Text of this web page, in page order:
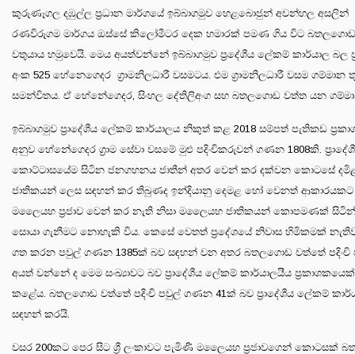
කුරුණෑගල දඹුල්ල ප්‍රධාන මාර්ගයේ ඉබ්බාගමුව හෙළබොජුන් අවන්හල අසලින්
රණවිරුගම මාර්ගය ඔස්සේ කිලෝමීටර දෙක හමාරක් පමණ ගිය විට
වතුයාය හමුවෙයි. මෙය අයත්වන්නේ ඉබ්බාගමුව ප්‍රදේශීය ලේකම් කාර්යාල බල
අංක 525 හේනෙගෙදර ග්‍රාමනිලධාරී වසමටය. එම ග්‍රාමනිලධාරී වසම
සමන්විතය. ඒ හේනේගෙදර, සිංහල දේතිලිඅංග සහ බතලගොඩ වත්ත යන
ඉබ්බාගමුව ප්‍රාදේශීය ලේකම් කාර්යාලය නිකුත් කළ 2018 සම්පත් පැතිකඩ
අනුව හේනේගෙදර ග්‍රාම සේවා වසමේ මුළු පදිංචිකරුවන් ගණන 1808කි.
කොට්ටාසයේම සිටින ජනගහනය ජාතීන් අතර වෙන් කර දක්වන කොටසේ
ජාතිකයන් ලෙස සඳහන් කර තිබුණද ඉන්දියානු දෙමළ හෝ වෙනත්
මලෛයහ ප්‍රජාව වෙන් කර නැති නිසා මලෛයහ ජාතිකයන් කොපමණක්
සොයා ගැනීමට නොහැකි විය. කෙසේ වෙතත් ප්‍රදේශයේ නිවාස හිමිකමක්
ගත කරන පවුල් ගණන 1385ක් බව සඳහන් වන අතර බතලගොඩ වත්තේ පදිංචි
අයත් වන්නේ ද මෙම සංඛ්‍යාවට බව ප්‍රාදේශීය ලේකම් කාර්යාලයීය
කළේය. බතලගොඩ වත්තේ පදිංචි පවුල් ගණන 41ක් බව ප්‍රාදේශීය ලේකම්
සඳහන් කරයි.
වසර 200කට පෙර සිට ශ්‍රී ලංකාවට පැමිණි මලෛයහ ප්‍රජාවගෙන් කොටසක්